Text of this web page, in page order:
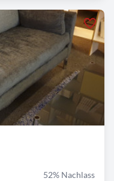
52% Nachlass